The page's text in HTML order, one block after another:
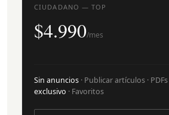
CIUDADANO — TOP
$4.990/mes
Sin anuncios · Publicar artículos · PDFs
exclusivo · Favoritos